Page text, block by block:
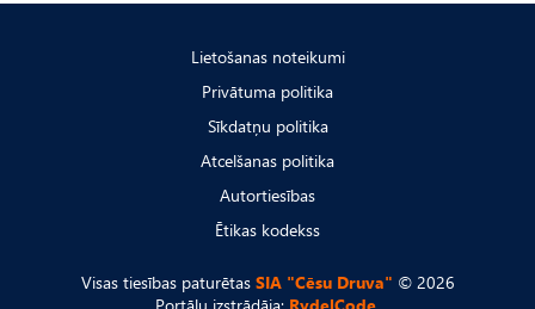
Lietošanas noteikumi
Privātuma politika
Sīkdatņu politika
Atcelšanas politika
Autortiesības
Ētikas kodekss
Visas tiesības paturētas SIA "Cēsu Druva" © 2026